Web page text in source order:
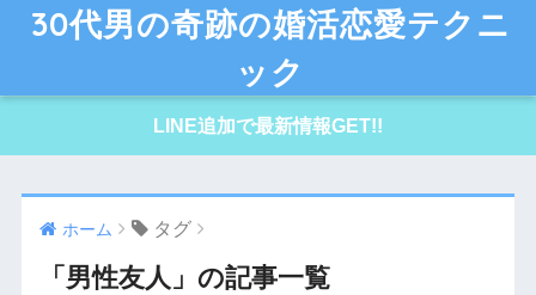
30代男の奇跡の婚活恋愛テクニ
ック
LINE追加で最新情報GET!!
ホーム タグ
「男性友人」の記事一覧